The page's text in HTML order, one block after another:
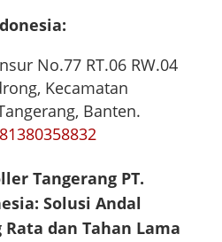
No.77 RT.06 RW.04
Kecamatan
Banten.
Tangerang PT.
Solusi Andal
dan Tahan Lama